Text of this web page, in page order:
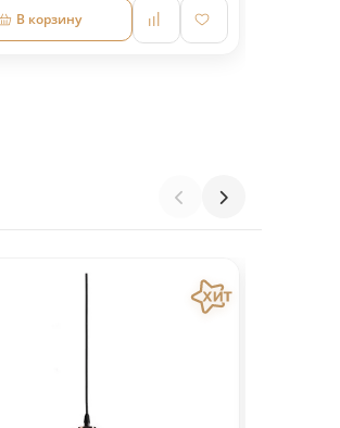
В корзину